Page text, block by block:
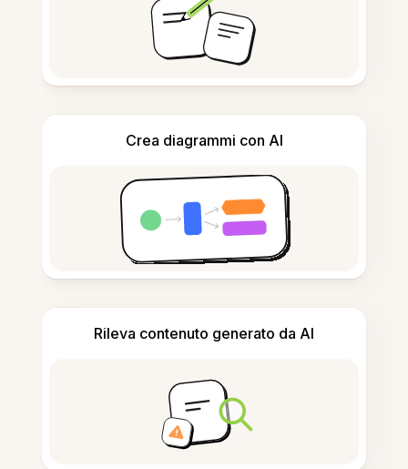
Crea diagrammi con AI
Rileva contenuto generato da AI